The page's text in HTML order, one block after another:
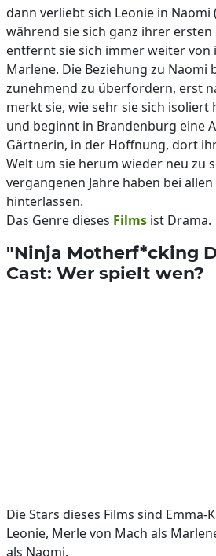
dann verliebt sich Leonie in
während sie sich ganz ihrer
entfernt sie sich immer weiter von
Marlene. Die Beziehung zu Naomi
zunehmend zu überfordern, erst
merkt sie, wie sehr sie sich isoliert
und beginnt in Brandenburg eine
Gärtnerin, in der Hoffnung, dort
Welt um sie herum wieder neu zu
vergangenen Jahre haben bei
hinterlassen.
Das Genre dieses Films ist Drama.
"Ninja Motherf*cking
Cast: Wer spielt wen?
Die Stars dieses Films sind Emma-
Leonie, Merle von Mach als
als Naomi.